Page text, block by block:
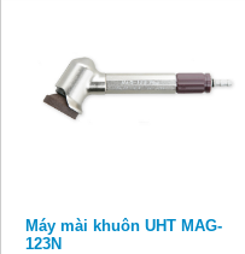
Máy mài khuôn UHT MAG-
123N